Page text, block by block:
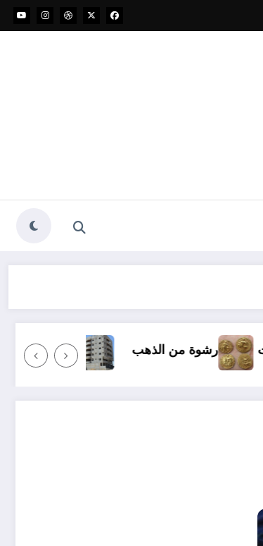
كل شيء عن شراء السكنات في الجزائر بقرض بنكي .. أو بالتقسيط